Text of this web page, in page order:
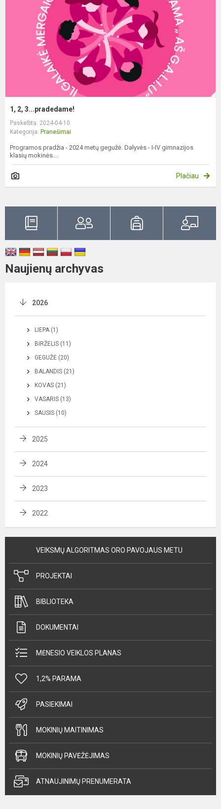
1, 2, 3...pradedame!
Paskelbta: 2024-04-10
Kategorija: Pranešimai
Programos pradžia - 2024 metų gegužė. Dalyvės - I-IV gimnazijos
klasių mokinės....
Plačiau
Naujienų archyvas
2026
LIEPA (1)
BIRŽELIS (11)
GEGUŽĖ (20)
BALANDIS (21)
KOVAS (21)
VASARIS (13)
SAUSIS (10)
2025
2024
2023
2022
VEIKSMŲ ALGORITMAS ORO PAVOJAUS METU
PROJEKTAI
BIBLIOTEKA
DOKUMENTAI
MĖNESIO VEIKLOS PLANAS
1,2% PARAMA
PASIEKIMAI
MOKINIŲ MAITINIMAS
MOKINIŲ PAVĖŽĖJIMAS
ATNAUJINIMŲ PRENUMERATA